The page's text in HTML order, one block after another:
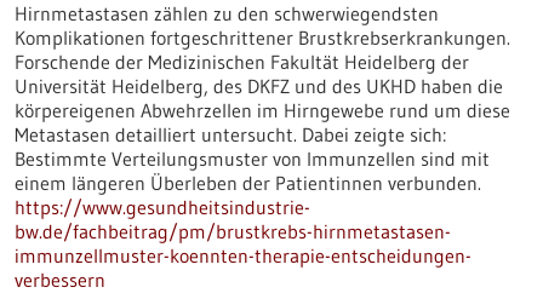
Hirnmetastasen zählen zu den schwerwiegendsten
Komplikationen fortgeschrittener Brustkrebserkrankungen.
Forschende der Medizinischen Fakultät Heidelberg der
Universität Heidelberg, des DKFZ und des UKHD haben die
körpereigenen Abwehrzellen im Hirngewebe rund um diese
Metastasen detailliert untersucht. Dabei zeigte sich:
Bestimmte Verteilungsmuster von Immunzellen sind mit
einem längeren Überleben der Patientinnen verbunden.
https://www.gesundheitsindustrie-
bw.de/fachbeitrag/pm/brustkrebs-hirnmetastasen-
immunzellmuster-koennten-therapie-entscheidungen-
verbessern